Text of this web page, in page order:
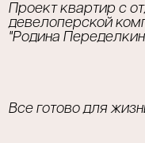
Проект квартир с
девелоперской
"Родина
Все готово для